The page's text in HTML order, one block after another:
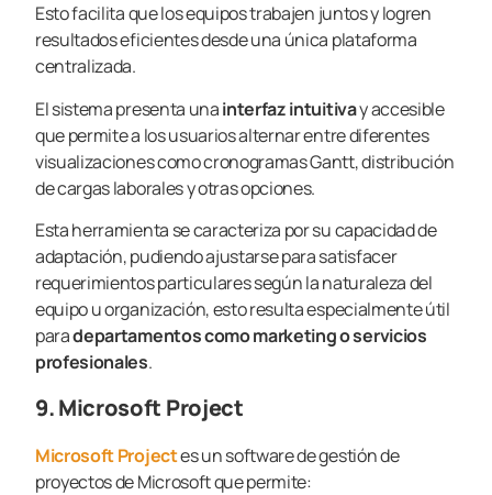
Esto facilita que los equipos trabajen juntos y logren
resultados eficientes desde una única plataforma
centralizada.
El sistema presenta unainterfaz intuitivay accesible
que permite a los usuarios alternar entre diferentes
visualizaciones como cronogramas Gantt, distribución
de cargas laborales y otras opciones.
Esta herramienta se caracteriza por su capacidad de
adaptación, pudiendo ajustarse para satisfacer
requerimientos particulares según la naturaleza del
equipo u organización, esto resulta especialmente útil
paradepartamentos como marketing o servicios
profesionales.
9. Microsoft Project
Microsoft Projectes un software de gestión de
proyectos de Microsoft que permite: